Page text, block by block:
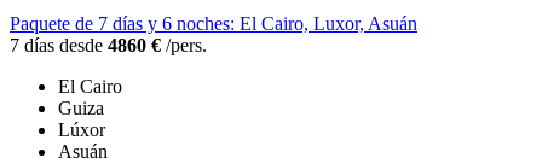
Paquete de 7 días y 6 noches: El Cairo, Luxor, Asuán
7 días desde 4860 € /pers.
El Cairo
Guiza
Lúxor
Asuán